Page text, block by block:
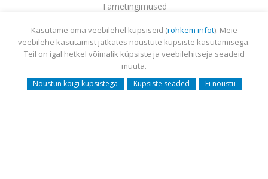
Tarnetingimused
Garantii
Utiliseerimine
Sisukaart
Webmail
Kasutame oma veebilehel küpsiseid (rohkem infot). Meie
veebilehe kasutamist jätkates nõustute küpsiste kasutamisega.
Teil on igal hetkel võimalik küpsiste ja veebilehitseja seadeid
muuta.
Nõustun kõigi küpsistega Küpsiste seaded Ei nõustu